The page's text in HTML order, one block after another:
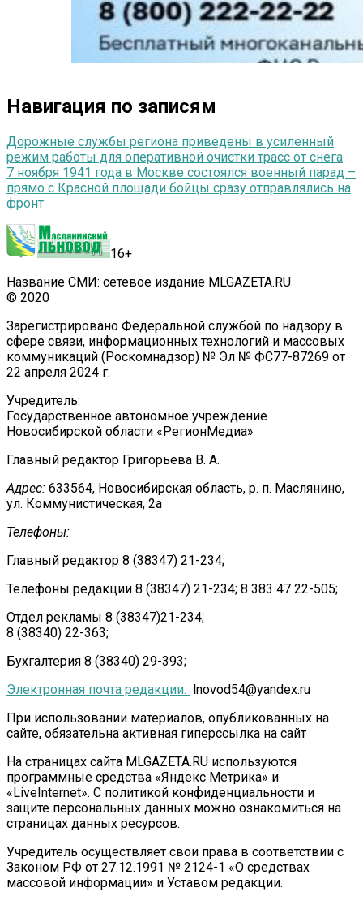
Навигация по записям
Дорожные службы региона приведены в усиленный
режим работы для оперативной очистки трасс от снега
7 ноября 1941 года в Москве состоялся военный парад –
прямо с Красной площади бойцы сразу отправлялись на
фронт
16+
Название СМИ: сетевое издание MLGAZETA.RU
© 2020
Зарегистрировано Федеральной службой по надзору в
сфере связи, информационных технологий и массовых
коммуникаций (Роскомнадзор) № Эл № ФС77-87269 от
22 апреля 2024 г.
Учредитель:
Государственное автономное учреждение
Новосибирской области «РегионМедиа»
Главный редактор Григорьева В. А.
Адрес: 633564, Новосибирская область, р. п. Маслянино,
ул. Коммунистическая, 2а
Телефоны:
Главный редактор 8 (38347) 21-234;
Телефоны редакции 8 (38347) 21-234; 8 383 47 22-505;
Отдел рекламы 8 (38347)21-234;
8 (38340) 22-363;
Бухгалтерия 8 (38340) 29-393;
Электронная почта редакции:
lnovod54@yandex.ru
При использовании материалов, опубликованных на
сайте, обязательна активная гиперссылка на сайт
На страницах сайта MLGAZETA.RU используются
программные средства «Яндекс Метрика» и
«LiveInternet». С политикой конфиденциальности и
защите персональных данных можно ознакомиться на
страницах данных ресурсов.
Учредитель осуществляет свои права в соответствии с
Законом РФ от 27.12.1991 № 2124-1 «О средствах
массовой информации» и Уставом редакции.